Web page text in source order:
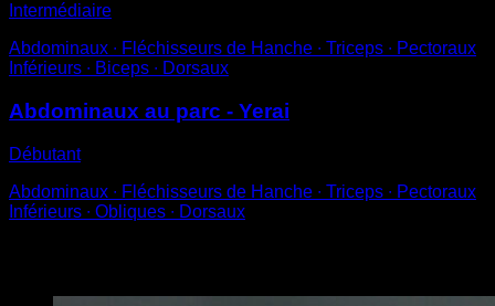
Intermédiaire
Abdominaux ∙ Fléchisseurs de Hanche ∙ Triceps ∙ Pectoraux
Inférieurs ∙ Biceps ∙ Dorsaux
Abdominaux au parc - Yerai
Débutant
Abdominaux ∙ Fléchisseurs de Hanche ∙ Triceps ∙ Pectoraux
Inférieurs ∙ Obliques ∙ Dorsaux